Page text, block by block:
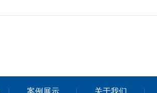
案例展示 关于我们